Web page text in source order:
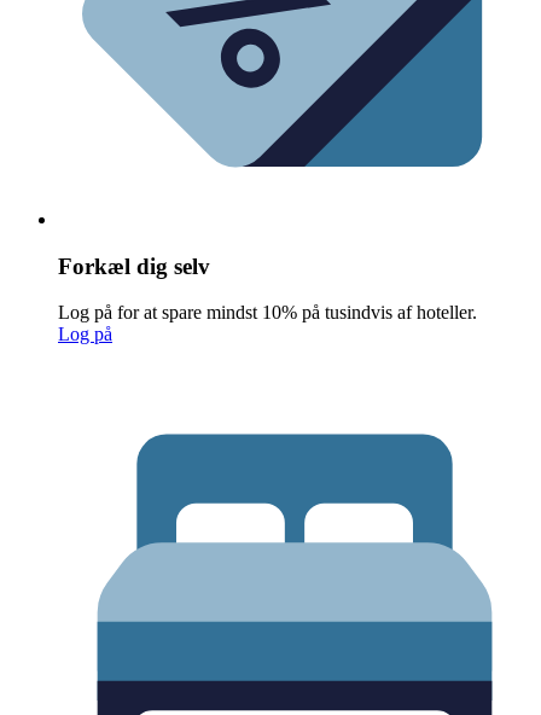
Forkæl dig selv
Log på for at spare mindst 10% på tusindvis af hoteller.
Log på